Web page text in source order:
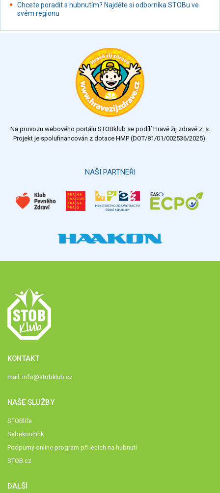
Chcete poradit s hubnutím? Najděte si odborníka STOBu ve
svém regionu
Na provozu webového portálu STOBklub se podílí Hravě žij zdravě z. s.
Projekt je spolufinancován z dotace HMP (DOT/81/01/002536/2025).
NAŠI PARTNEŘI
KONTAKT
mail: info@stobklub.cz
NAŠE SLUŽBY
STOBlife
Sebekoučink
Podpůrný online program při lécích na hubnutí
STOB.cz
DALŠÍ